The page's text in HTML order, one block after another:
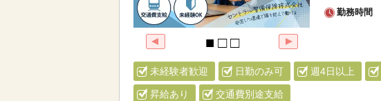
勤務時間
未経験者歓迎 日勤のみ可 週4日以上
昇給あり 交通費別途支給